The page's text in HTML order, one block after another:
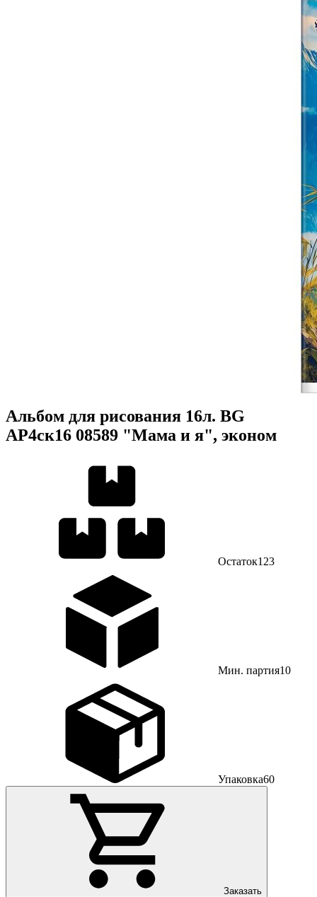
Альбом для рисования 16л. BG
АР4ск16 08589 "Мама и я", эконом
Остаток123
Мин. партия10
Упаковка60
Заказать